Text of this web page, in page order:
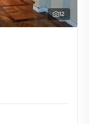
12